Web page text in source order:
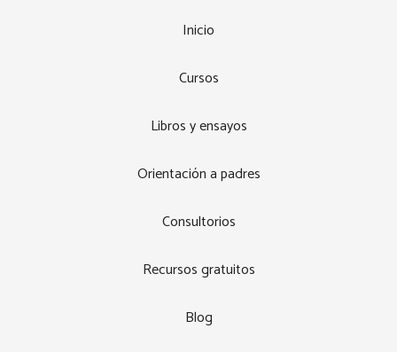
Inicio
Cursos
Libros y ensayos
Orientación a padres
Consultorios
Recursos gratuitos
Blog